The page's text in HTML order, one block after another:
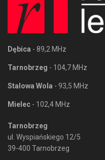
Dębica - 89,2 MHz
Tarnobrzeg - 104,7 MHz
Stalowa Wola - 93,5 MHz
Mielec - 102,4 MHz
Tarnobrzeg
ul. Wyspiańskiego 12/5
39-400 Tarnobrzeg